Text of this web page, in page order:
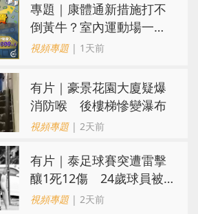
專題｜康體通新措施打不
倒黃牛？室內運動場一場
難求越炒越貴
視頻專題| 1天前
有片｜豪景花園大廈疑爆
消防喉 後樓梯慘變瀑布
視頻專題| 2天前
有片｜泰足球賽突遭雷擊
釀1死12傷 24歲球員被
閃電劈中亡
視頻專題| 2天前